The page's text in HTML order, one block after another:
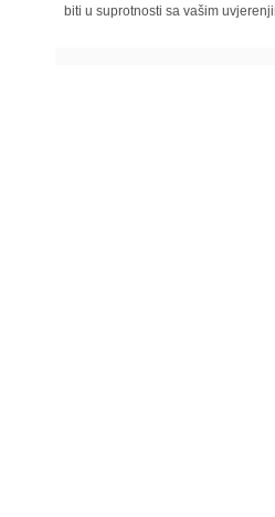
biti u suprotnosti sa vašim